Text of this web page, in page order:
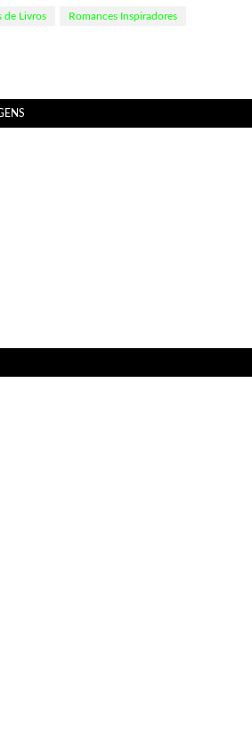
de Livros Romances Inspiradores